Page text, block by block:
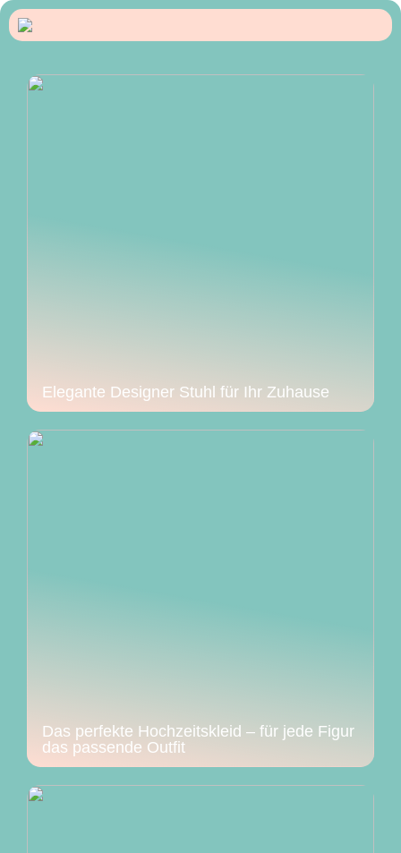
Elegante Designer Stuhl für Ihr Zuhause
Das perfekte Hochzeitskleid – für jede Figur
das passende Outfit